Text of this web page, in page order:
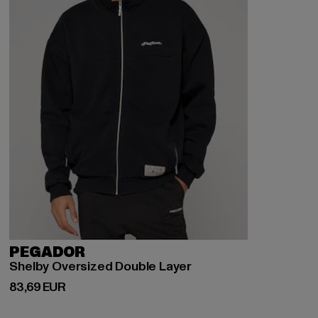
PEGADOR
Shelby Oversized Double Layer
83,69 EUR
Derzeitiger Preis: 83,69 EUR